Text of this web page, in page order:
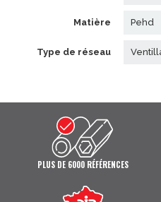
matière pehd
type de réseau
PLUS DE 6000 RÉFÉRENCES